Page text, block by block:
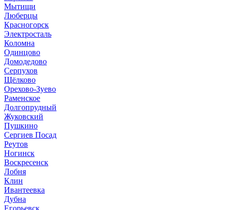
Мытищи
Люберцы
Красногорск
Электросталь
Коломна
Одинцово
Домодедово
Серпухов
Щёлково
Орехово-Зуево
Раменское
Долгопрудный
Жуковский
Пушкино
Сергиев Посад
Реутов
Ногинск
Воскресенск
Лобня
Клин
Ивантеевка
Дубна
Егорьевск